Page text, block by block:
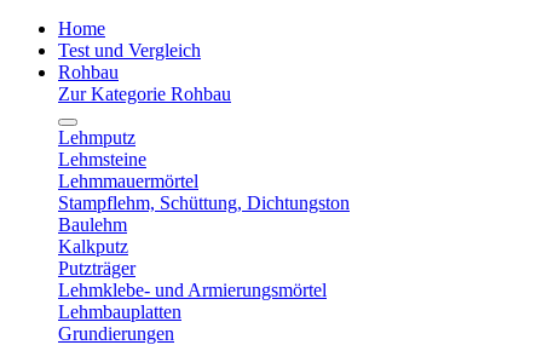
Home
Test und Vergleich
Rohbau
Zur Kategorie Rohbau
Lehmputz
Lehmsteine
Lehmmauermörtel
Stampflehm, Schüttung, Dichtungston
Baulehm
Kalkputz
Putzträger
Lehmklebe- und Armierungsmörtel
Lehmbauplatten
Grundierungen